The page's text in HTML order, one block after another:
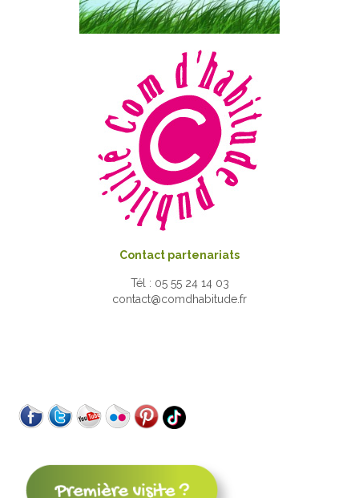
Contact partenariats
Tél : 05 55 24 14 03
contact@comdhabitude.fr